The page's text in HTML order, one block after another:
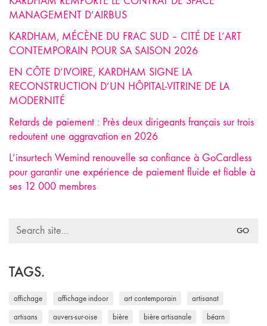
MANAGEMENT D’AIRBUS
KARDHAM, MÉCÈNE DU FRAC SUD – CITÉ DE L’ART
CONTEMPORAIN POUR SA SAISON 2026
EN CÔTE D’IVOIRE, KARDHAM SIGNE LA
RECONSTRUCTION D’UN HÔPITAL-VITRINE DE LA
MODERNITÉ
Retards de paiement : Près deux dirigeants français sur trois
redoutent une aggravation en 2026
L’insurtech Wemind renouvelle sa confiance à GoCardless
pour garantir une expérience de paiement fluide et fiable à
ses 12 000 membres
Search
TAGS.
affichage affichage indoor art contemporain artisanat
artisans auvers-sur-oise bière bière artisanale béarn